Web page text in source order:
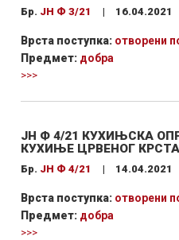
Бр. ЈН Ф 3/21 | 16.04.2021
Врста поступка: отворени
Предмет: добра
>>>
ЈН Ф 4/21 КУХИЊСКА
КУХИЊЕ ЦРВЕНОГ
Бр. ЈН Ф 4/21 | 14.04.2021
Врста поступка: отворени
Предмет: добра
>>>